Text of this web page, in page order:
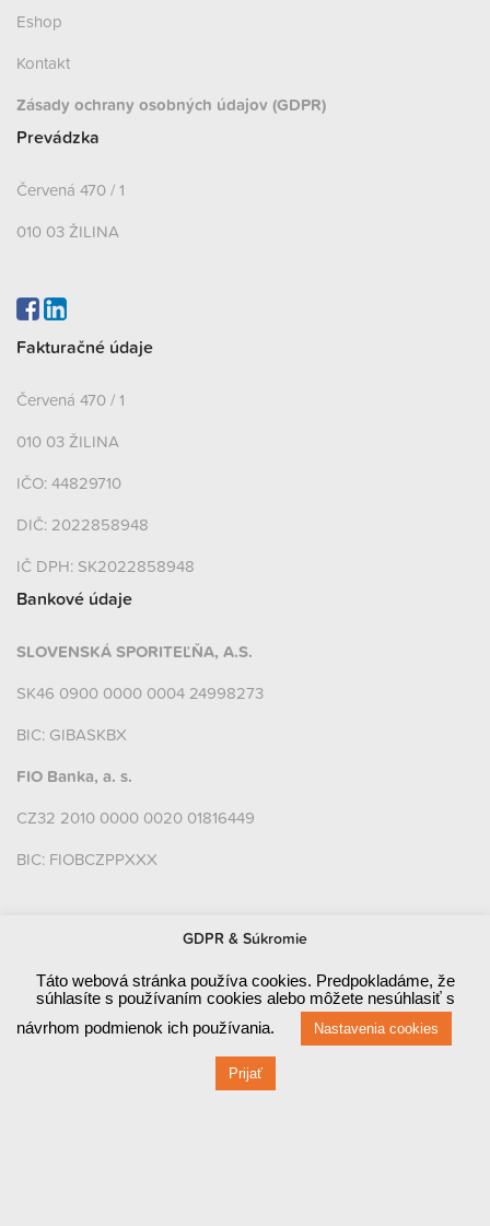
Eshop
Kontakt
Zásady ochrany osobných údajov (GDPR)
Prevádzka
Červená 470 / 1
010 03 ŽILINA
Fakturačné údaje
Červená 470 / 1
010 03 ŽILINA
IČO: 44829710
DIČ: 2022858948
IČ DPH: SK2022858948
Bankové údaje
SLOVENSKÁ SPORITEĽŇA, A.S.
SK46 0900 0000 0004 24998273
BIC: GIBASKBX
FIO Banka, a. s.
CZ32 2010 0000 0020 01816449
BIC: FIOBCZPPXXX
Platobné brány a platobné karty
GDPR & Súkromie
Táto webová stránka používa cookies. Predpokladáme, že
súhlasíte s používaním cookies alebo môžete nesúhlasiť s
návrhom podmienok ich používania.
Nastavenia cookies
Prijať